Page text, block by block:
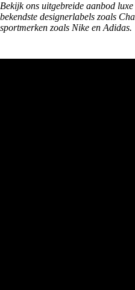
Bekijk ons uitgebreide aanbod luxe
bekendste designerlabels zoals
sportmerken zoals Nike en Adidas.